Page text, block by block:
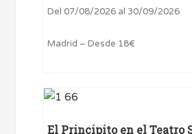
Del 07/08/2026 al 30/09/2026
Madrid – Desde 18€
El Principito en el Teatro